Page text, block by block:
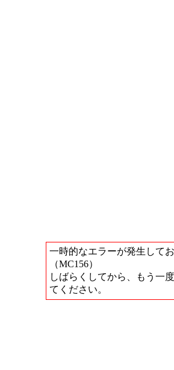
一時的なエラーが発生してお
（MC156）
しばらくしてから、もう一
てください。